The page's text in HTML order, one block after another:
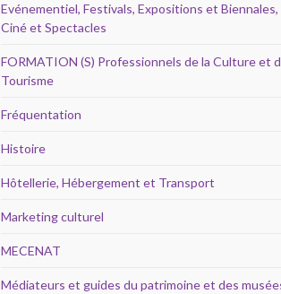
Evénementiel, Festivals, Expositions et Biennales,
Ciné et Spectacles
FORMATION (S) Professionnels de la Culture et
Tourisme
Fréquentation
Histoire
Hôtellerie, Hébergement et Transport
Marketing culturel
MECENAT
Médiateurs et guides du patrimoine et des